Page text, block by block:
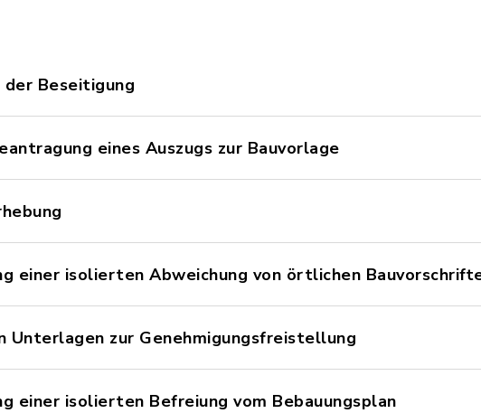
der Beseitigung
eines Auszugs zur Bauvorlage
einer isolierten Abweichung von örtlichen
Unterlagen zur Genehmigungsfreistellung
einer isolierten Befreiung vom Bebauungsplan